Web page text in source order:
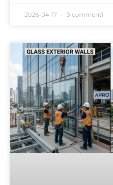
2026-04-17 3 commenti